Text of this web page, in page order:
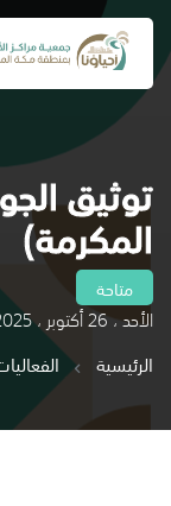
توثيق
المكرمة)
متاحة
الأحد ، 26 أكتوبر ، 2025 - الأحد ، 26 أكتوبر ، 2025
الرئيسية